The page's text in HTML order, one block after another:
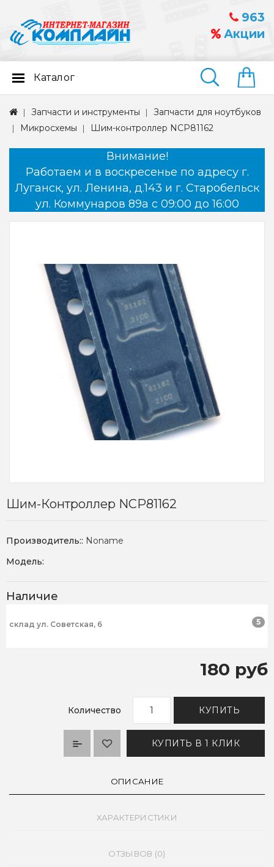
963
Акции
Найти
Каталог
Запчасти и инструменты
Запчасти для ноутбуков
Микросхемы
Шим-контроллер NCP81162
Внимание!
Работаем и в воскресенье по адресу г.
Луганск, ул. Ленина, д.143 и г. Старобельск
ул. Коммунаров 89а с 09:00 до 16:00
Шим-Контроллер NCP81162
Производитель:: Noname
Модель:
Наличие
склад ул. Советская, 6 5
180 руб
Количество КУПИТЬ
КУПИТЬ В 1 КЛИК
ОПИСАНИЕ
ХАРАКТЕРИСТИКИ
ОТЗЫВОВ (0)